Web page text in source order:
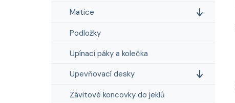
Matice
Podložky
Upínací páky a kolečka
Upevňovací desky
Závitové koncovky do jeklů